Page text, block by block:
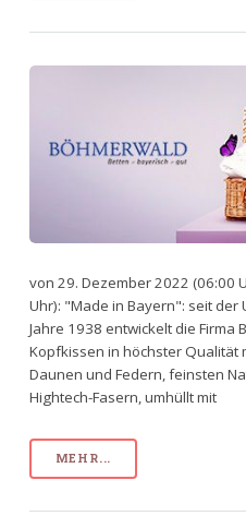
von 29. Dezember 2022 (06:00
Uhr): "Made in Bayern": seit
Jahre 1938 entwickelt die Firma
Kopfkissen in höchster Qualität
Daunen und Federn, feinsten
Hightech-Fasern, umhüllt mit
MEHR...